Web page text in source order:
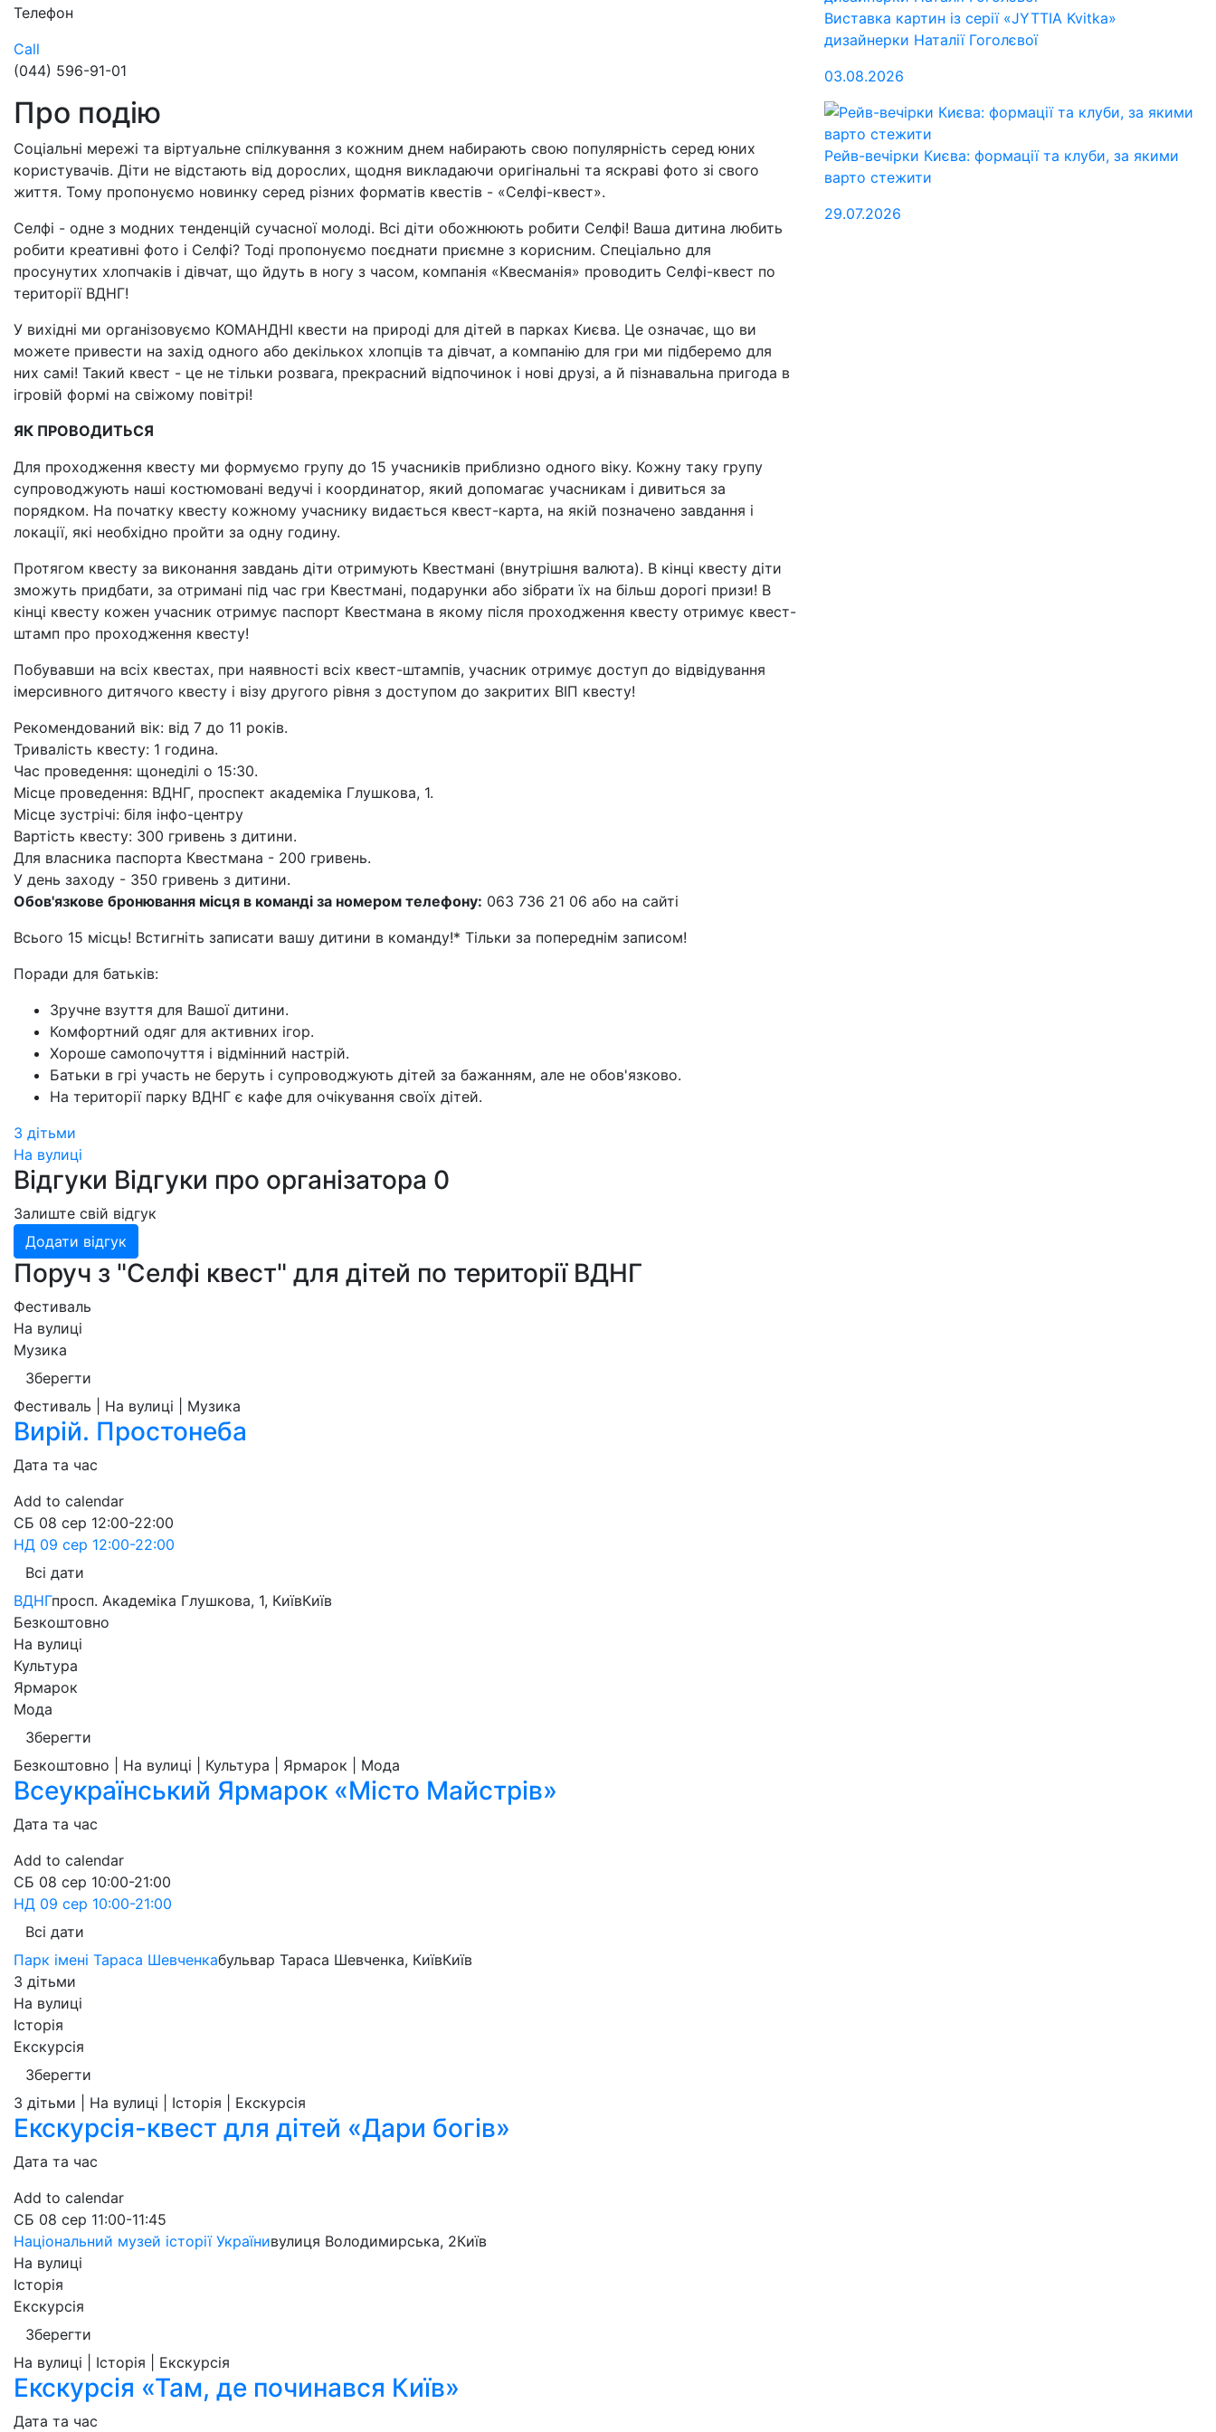
Телефон
Call
(044) 596-91-01
Про подію
Соціальні мережі та віртуальне спілкування з кожним днем ​​набирають свою популярність серед юних
користувачів. Діти не відстають від дорослих, щодня викладаючи оригінальні та яскраві фото зі свого
життя. Тому пропонуємо новинку серед різних форматів квестів - «Селфі-квест».
Селфі - одне з модних тенденцій сучасної молоді. Всі діти обожнюють робити Селфі! Ваша дитина любить
робити креативні фото і Селфі? Тоді пропонуємо поєднати приємне з корисним. Спеціально для
просунутих хлопчаків і дівчат, що йдуть в ногу з часом, компанія «Квесманія» проводить Селфі-квест по
території ВДНГ!
У вихідні ми організовуємо КОМАНДНІ квести на природі для дітей в парках Києва. Це означає, що ви
можете привести на захід одного або декількох хлопців та дівчат, а компанію для гри ми підберемо для
них самі! Такий квест - це не тільки розвага, прекрасний відпочинок і нові друзі, а й пізнавальна пригода в
ігровій формі на свіжому повітрі!
ЯК ПРОВОДИТЬСЯ
Для проходження квесту ми формуємо групу до 15 учасників приблизно одного віку. Кожну таку групу
супроводжують наші костюмовані ведучі і координатор, який допомагає учасникам і дивиться за
порядком. На початку квесту кожному учаснику видається квест-карта, на якій позначено завдання і
локації, які необхідно пройти за одну годину.
Протягом квесту за виконання завдань діти отримують Квестмані (внутрішня валюта). В кінці квесту діти
зможуть придбати, за отримані під час гри Квестмані, подарунки або зібрати їх на більш дорогі призи! В
кінці квесту кожен учасник отримує паспорт Квестмана в якому після проходження квесту отримує квест-
штамп про проходження квесту!
Побувавши на всіх квестах, при наявності всіх квест-штампів, учасник отримує доступ до відвідування
імерсивного дитячого квесту і візу другого рівня з доступом до закритих ВІП квесту!
Рекомендований вік: від 7 до 11 років.
Тривалість квесту: 1 година.
Час проведення: щонеділі о 15:30.
Місце проведення: ВДНГ, проспект академіка Глушкова, 1.
Місце зустрічі: біля інфо-центру
Вартість квесту: 300 гривень з дитини.
Для власника паспорта Квестмана - 200 гривень.
У день заходу - 350 гривень з дитини.
Обов'язкове бронювання місця в команді за номером телефону: 063 736 21 06 або на сайті
Всього 15 місць! Встигніть записати вашу дитини в команду!* Тільки за попереднім записом!
Поради для батьків:
Зручне взуття для Вашої дитини.
Комфортний одяг для активних ігор.
Хороше самопочуття і відмінний настрій.
Батьки в грі участь не беруть і супроводжують дітей за бажанням, але не обов'язково.
На території парку ВДНГ є кафе для очікування своїх дітей.
З дітьми
На вулиці
Відгуки Відгуки про організатора 0
Залиште свій відгук
Додати відгук
Поруч з "Селфі квест" для дітей по території ВДНГ
Фестиваль
На вулиці
Музика
Зберегти
Фестиваль | На вулиці | Музика
Вирій. Простонеба
Дата та час
Add to calendar
СБ 08 сер 12:00-22:00
НД 09 сер 12:00-22:00
Всі дати
ВДНГпросп. Академіка Глушкова, 1, КиївКиїв
Безкоштовно
На вулиці
Культура
Ярмарок
Мода
Зберегти
Безкоштовно | На вулиці | Культура | Ярмарок | Мода
Всеукраїнський Ярмарок «Місто Майстрів»
Дата та час
Add to calendar
СБ 08 сер 10:00-21:00
НД 09 сер 10:00-21:00
Всі дати
Парк імені Тараса Шевченкабульвар Тараса Шевченка, КиївКиїв
З дітьми
На вулиці
Історія
Екскурсія
Зберегти
З дітьми | На вулиці | Історія | Екскурсія
Екскурсія-квест для дітей «Дари богів»
Дата та час
Add to calendar
СБ 08 сер 11:00-11:45
Національний музей історії Українивулиця Володимирська, 2Київ
На вулиці
Історія
Екскурсія
Зберегти
На вулиці | Історія | Екскурсія
Екскурсія «Там, де починався Київ»
Дата та час
Виставка картин із серії «JYTTIA Kvitka»
дизайнерки Наталії Гоголєвої
03.08.2026
Рейв-вечірки Києва: формації та клуби, за якими
варто стежити
29.07.2026